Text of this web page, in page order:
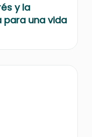
y la
para una vida